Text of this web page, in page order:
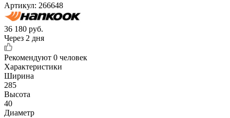
Артикул: 266648
36 180 руб.
Через 2 дня
Рекомендуют 0 человек
Характеристики
Ширина
285
Высота
40
Диаметр